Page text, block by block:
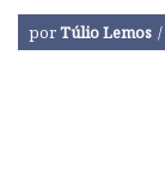
porTúlio Lemos